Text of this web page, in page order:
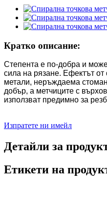
Кратко описание:
Степента е по-добра и
сила на рязане. Ефектът от
метали, неръждаема
добър, а метчиците с
използват предимно за
Изпратете ни имейл
Детайли за
Етикети на